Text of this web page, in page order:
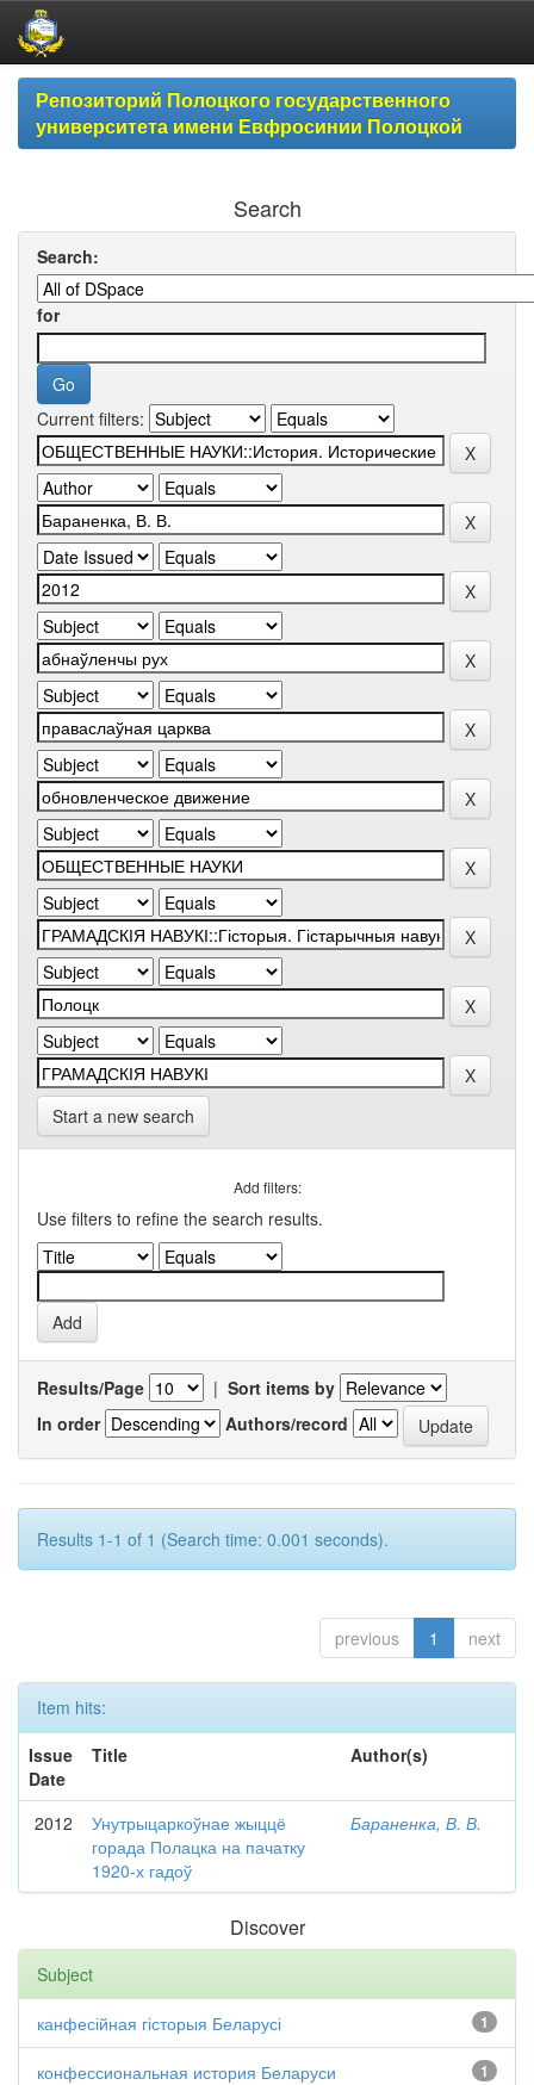
Skip
navigationРепозиторий Полоцкого государственного
университета имени Евфросинии Полоцкой
Search
Search:
for
Current filters:
Start a new search
Add filters:
Use filters to refine the search results.
Results/Page | Sort items by
In order
Authors/record
Results 1-1 of 1 (Search time: 0.001 seconds).
previous 1 next
Item hits:
Issue
Date
Title Author(s)
2012
Унутрыцаркоўнае жыццё
горада Полацка на пачатку
1920-х гадоў
Бараненка, В. В.
Discover
Subject
1
канфесійная гісторыя Беларусі
1
конфессиональная история Беларуси